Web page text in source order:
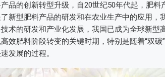
品的创新转型升级，自20世纪50年代起，肥料
新型肥料产品的研发和在农业生产中的应用
术的研发和产业化发展，我国已成为全球新
效肥料阶段转变的关键时期，特别是随着“双
发展的过程。